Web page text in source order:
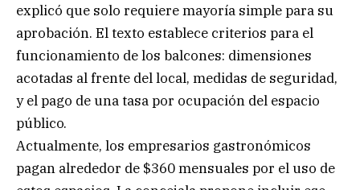
explicó que solo requiere mayoría simple para su
aprobación. El texto establece criterios para el
funcionamiento de los balcones: dimensiones
acotadas al frente del local, medidas de seguridad,
y el pago de una tasa por ocupación del espacio
público.
Actualmente, los empresarios gastronómicos
pagan alrededor de $360 mensuales por el uso de